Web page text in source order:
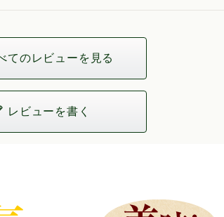
てのレビューを見る
レビューを書く